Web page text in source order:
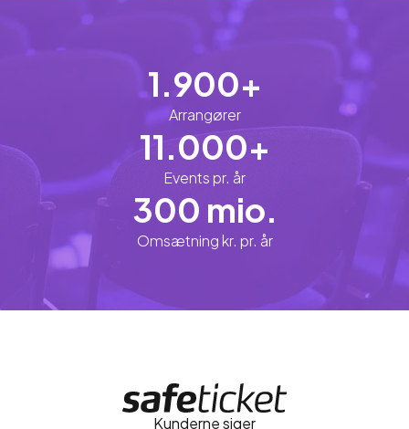
1.900+
Arrangører
11.000+
Events pr. år
300 mio.
Omsætning kr. pr. år
Forside
Kunderne siger